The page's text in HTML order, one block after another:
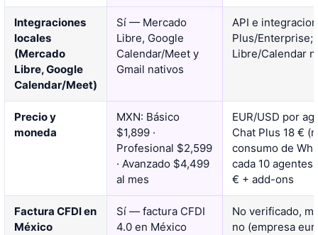
Integraciones
locales
(Mercado
Libre, Google
Calendar/Meet)
Sí — Mercado
Libre, Google
Calendar/Meet y
Gmail nativos
API e
Plus/Enterprise;
Libre/Calendar
Precio y
moneda
MXN: Básico
$1,899 ·
Profesional $2,599
· Avanzado $4,499
al mes
EUR/USD por
Chat Plus 18 €
consumo de
cada 10
€ + add-ons
Factura CFDI en
México
Sí — factura CFDI
4.0 en México
No verificado,
no (empresa